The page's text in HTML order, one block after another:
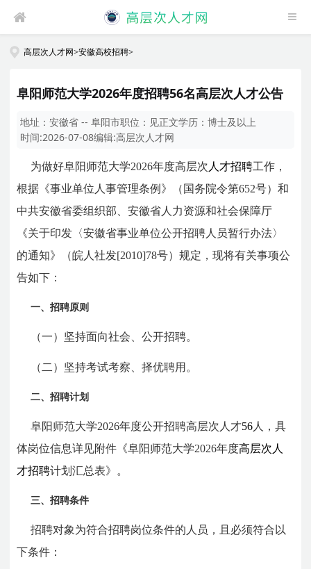
高层次人才网>安徽高校招聘>
阜阳师范大学2026年度招聘56名高层次人才公告
地址：安徽省 -- 阜阳市职位： 见正文学历：博士及以上
时间:2026-07-08编辑:高层次人才网
为做好阜阳师范大学2026年度高层次 人才招聘工作，
根据《事业单位人事管理条例》（国务院令第652号）和
中共安徽省委组织部、安徽省人力资源和社会保障厅
《关于印发〈安徽省事业单位公开招聘人员暂行办法〉
的通知》（皖人社发[2010]78号）规定，现将有关事项公
告如下：
一、招聘原则
（一）坚持面向社会、公开招聘。
（二）坚持考试考察、择优聘用。
二、招聘计划
阜阳师范大学2026年度公开招聘高层次人才56 人，具
体岗位信息详见附件《阜阳师范大学2026年度高层次人
才招聘计划汇总表》。
三、招聘条件
招聘对象为符合招聘岗位条件的人员，且必须符合以
下条件：